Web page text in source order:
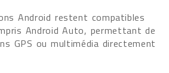
Android restent compatibles
Android Auto, permettant de
GPS ou multimédia directement